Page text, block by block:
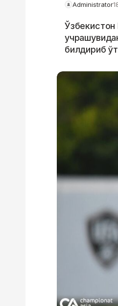
Administrator
билдириб